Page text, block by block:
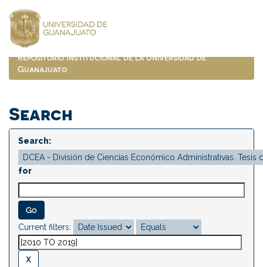
navigation
Repositorio Institucional de la Universidad de
Guanajuato
Search
Search:
for
Current filters: